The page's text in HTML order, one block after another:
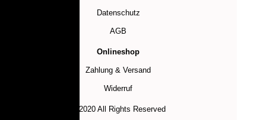
Datenschutz
AGB
Onlineshop
Zahlung & Versand
Widerruf
© 2020 All Rights Reserved